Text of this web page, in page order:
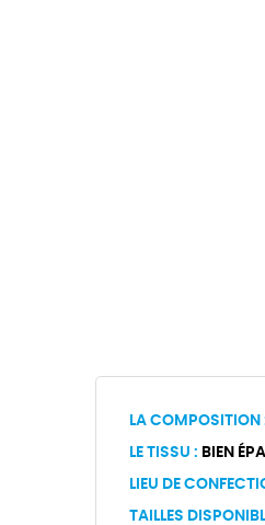
LA COMPOSITION
LE TISSU : BIEN
LIEU DE
TAILLES